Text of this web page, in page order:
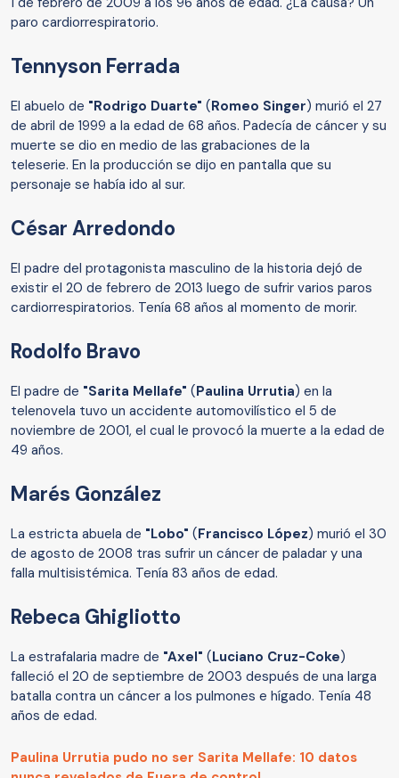
paro cardiorrespiratorio.
Tennyson Ferrada
El abuelo de "Rodrigo Duarte" (Romeo Singer) murió el 27
de abril de 1999 a la edad de 68 años. Padecía de cáncer y su
muerte se dio en medio de las grabaciones de la
teleserie. En la producción se dijo en pantalla que su
personaje se había ido al sur.
César Arredondo
El padre del protagonista masculino de la historia dejó de
existir el 20 de febrero de 2013 luego de sufrir varios paros
cardiorrespiratorios. Tenía 68 años al momento de morir.
Rodolfo Bravo
El padre de "Sarita Mellafe" (Paulina Urrutia) en la
telenovela tuvo un accidente automovilístico el 5 de
noviembre de 2001, el cual le provocó la muerte a la edad de
49 años.
Marés González
La estricta abuela de "Lobo" (Francisco López) murió el 30
de agosto de 2008 tras sufrir un cáncer de paladar y una
falla multisistémica. Tenía 83 años de edad.
Rebeca Ghigliotto
La estrafalaria madre de "Axel" (Luciano Cruz-Coke)
falleció el 20 de septiembre de 2003 después de una larga
batalla contra un cáncer a los pulmones e hígado. Tenía 48
años de edad.
Paulina Urrutia pudo no ser Sarita Mellafe: 10 datos